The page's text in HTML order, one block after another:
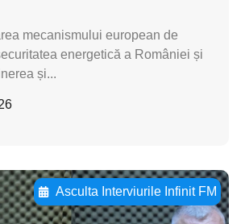
mecanismului european de
energetică a României și
și...
Asculta Interviurile Infinit FM